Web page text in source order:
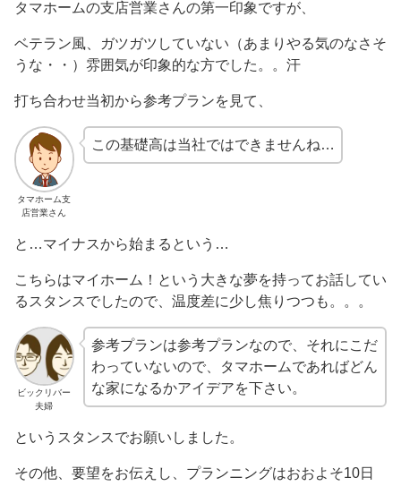
タマホームの支店営業さんの第一印象ですが、
ベテラン風、ガツガツしていない（あまりやる気のなさそ
うな・・）雰囲気が印象的な方でした。。汗
打ち合わせ当初から参考プランを見て、
タマホーム支
店営業さん
この基礎高は当社ではできませんね…
と…マイナスから始まるという…
こちらはマイホーム！という大きな夢を持ってお話してい
るスタンスでしたので、温度差に少し焦りつつも。。。
ビックリバー
夫婦
参考プランは参考プランなので、それにこだ
わっていないので、タマホームであればどん
な家になるかアイデアを下さい。
というスタンスでお願いしました。
その他、要望をお伝えし、プランニングはおおよそ10日